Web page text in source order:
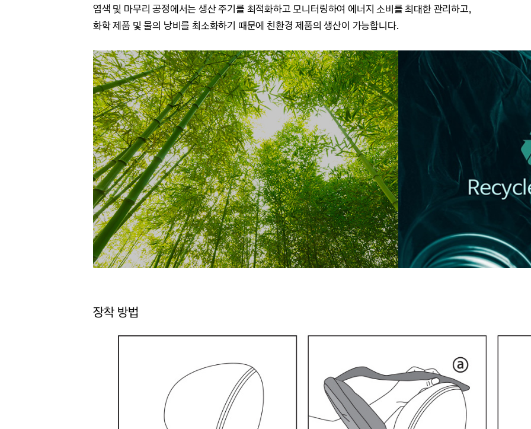
염색 및 마무리 공정에서는 생산 주기를 최적화하고 모니터링하여 에너지 소비를 최대한 관리하고,
화학 제품 및 물의 낭비를 최소화하기 때문에 친환경 제품의 생산이 가능합니다.
장착 방법